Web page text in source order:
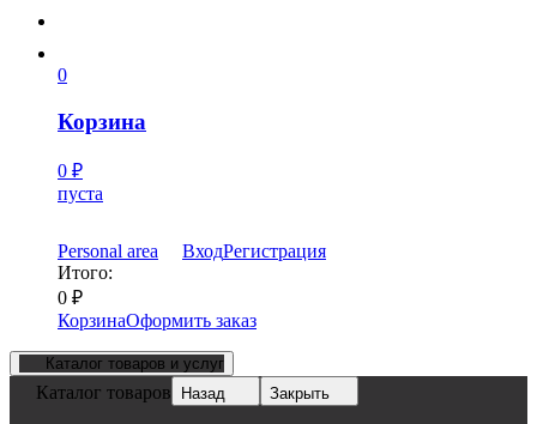
0
Корзина
0 ₽
пуста
Personal area ВходРегистрация
Итого:
0 ₽
КорзинаОформить заказ
Каталог товаров и услуг
Каталог товаров Назад Закрыть